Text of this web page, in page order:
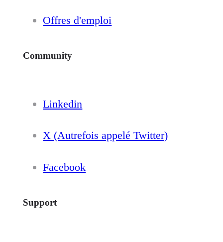
Offres d'emploi
Community
Linkedin
X (Autrefois appelé Twitter)
Facebook
Support